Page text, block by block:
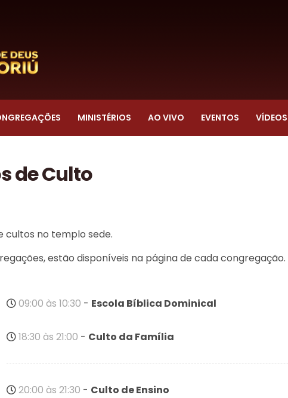
MINISTÉRIOS AO VIVO EVENTOS VÍDEOS
de Culto
cultos no templo sede.
estão disponíveis na página de cada congregação.
09:00 às 10:30 - Escola Bíblica Dominical
18:30 às 21:00 - Culto da Família
20:00 às 21:30 - Culto de Ensino